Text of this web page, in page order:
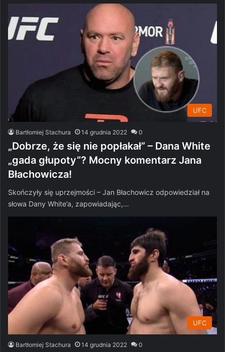
UFC
Bartłomiej Stachura 14 grudnia 2022 0
„Dobrze, że się nie popłakał” – Dana White
„gada głupoty”? Mocny komentarz Jana
Błachowicza!
Skończyły się uprzejmości – Jan Błachowicz odpowiedział na
słowa Dany White’a, zapowiadając,…
UFC
Bartłomiej Stachura 14 grudnia 2022 0